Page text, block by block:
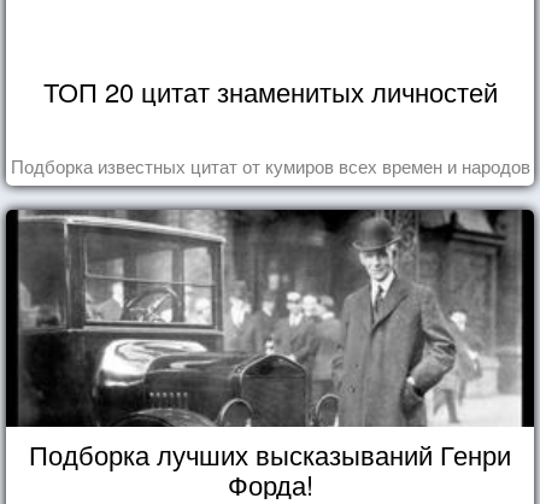
ТОП 20 цитат знаменитых личностей
Подборка известных цитат от кумиров всех времен и народов
Подборка лучших высказываний Генри
Форда!